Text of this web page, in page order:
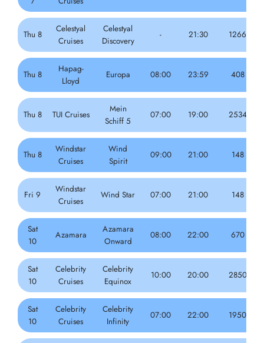
Thu 8
Celestyal
Cruises
Celestyal
Discovery
- 21:30 1266
Thu 8
Hapag-
Lloyd
Europa 08:00 23:59 408
Thu 8 TUI Cruises
Mein
Schiff 5
07:00 19:00 2534
Thu 8
Windstar
Cruises
Wind
Spirit
09:00 21:00 148
Fri 9
Windstar
Cruises
Wind Star 07:00 21:00 148
Sat
10
Azamara
Azamara
Onward
08:00 22:00 670
Sat
10
Celebrity
Cruises
Celebrity
Equinox
10:00 20:00 2850
Sat
10
Celebrity
Cruises
Celebrity
Infinity
07:00 22:00 1950